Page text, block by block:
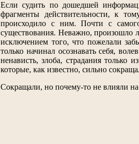
Если судить по дошедшей
фрагменты действительности, к
происходило с ним. Почти с
существования. Неважно, произошло
исключением того, что пожелали
только начинал осознавать себя,
ненависть, злоба, страдания
которые, как известно, сильно
Сокращали, но почему-то не влияли